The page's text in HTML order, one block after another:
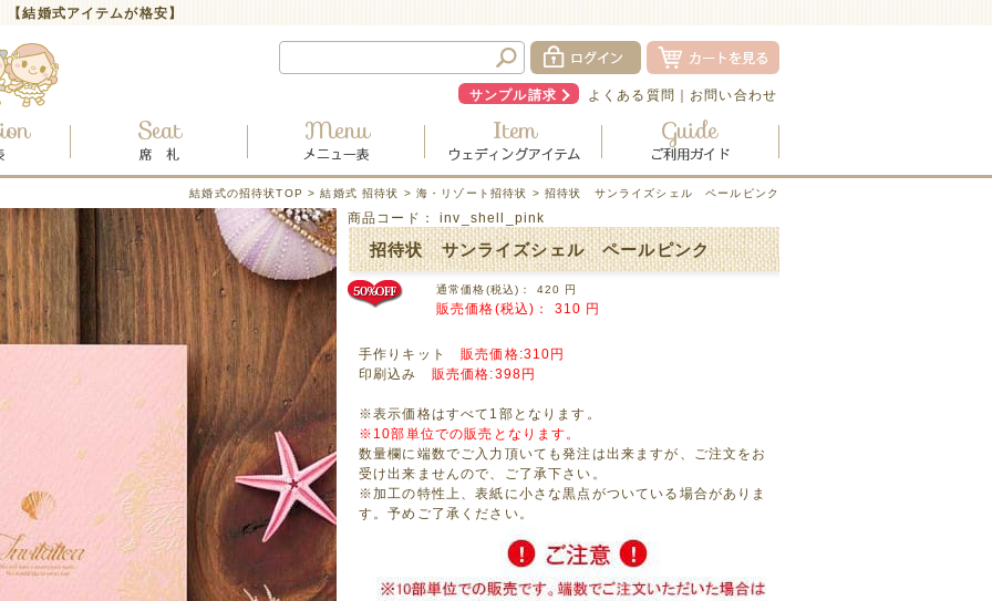
結婚式アイテムが格安】
サンプル請求 よくある質問 ｜ お問い合わせ
結婚式の招待状TOP >結婚式 招待状 >海・リゾート招待状 > 招待状 サンライズシェル ペールピンク
商品コード： inv_shell_pink
招待状 サンライズシェル ペールピンク
通常価格(税込)： 420 円
販売価格(税込)： 310 円
手作りキット販売価格:310円
印刷込み 販売価格:398円
※表示価格はすべて1部となります。
※10部単位での販売となります。
数量欄に端数でご入力頂いても発注は出来ますが、ご注文をお
受け出来ませんので、ご了承下さい。
※加工の特性上、表紙に小さな黒点がついている場合がありま
す。予めご了承ください。